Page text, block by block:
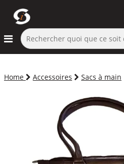
Home Accessoires Sacs à main